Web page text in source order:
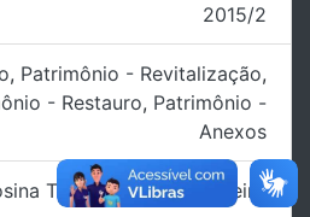
2015/2
, Patrimônio - Revitalização,
- Restauro, Patrimônio -
Anexos
Trevisan Martins Ribeiro